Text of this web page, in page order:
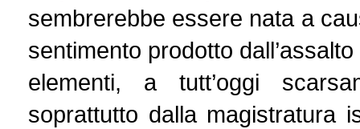
sembrerebbe essere nata a
sentimento prodotto
elementi, a tutt’oggi
soprattutto dalla magistratura